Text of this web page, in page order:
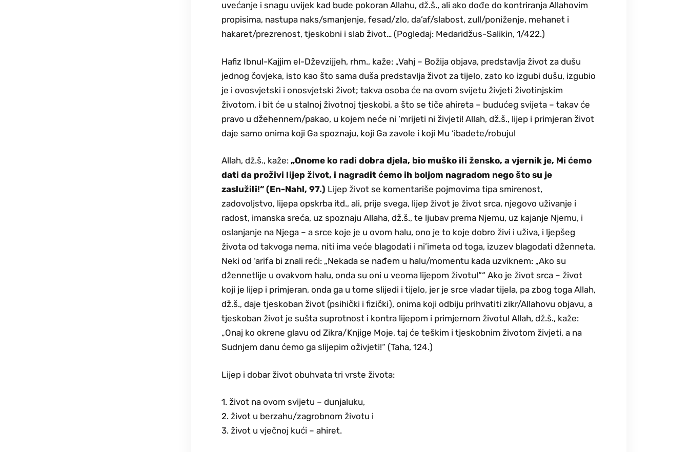
uvećanje i snagu uvijek kad bude pokoran Allahu, dž.š., ali ako dođe do kontriranja Allahovim
propisima, nastupa naks/smanjenje, fesad/zlo, da’af/slabost, zull/poniženje, mehanet i
hakaret/prezrenost, tjeskobni i slab život… (Pogledaj: Medaridžus-Salikin, 1/422.)
Hafiz Ibnul-Kajjim el-Dževzijjeh, rhm., kaže: „Vahj – Božija objava, predstavlja život za dušu
jednog čovjeka, isto kao što sama duša predstavlja život za tijelo, zato ko izgubi dušu, izgubio
je i ovosvjetski i onosvjetski život; takva osoba će na ovom svijetu živjeti životinjskim
životom, i bit će u stalnoj životnoj tjeskobi, a što se tiče ahireta – budućeg svijeta – takav će
pravo u džehennem/pakao, u kojem neće ni ‘mrijeti ni živjeti! Allah, dž.š., lijep i primjeran život
daje samo onima koji Ga spoznaju, koji Ga zavole i koji Mu ‘ibadete/robuju!
Allah, dž.š., kaže: „Onome ko radi dobra djela, bio muško ili žensko, a vjernik je, Mi ćemo
dati da proživi lijep život, i nagradit ćemo ih boljom nagradom nego što su je
zaslužili!“ (En-Nahl, 97.) Lijep život se komentariše pojmovima tipa smirenost,
zadovoljstvo, lijepa opskrba itd., ali, prije svega, lijep život je život srca, njegovo uživanje i
radost, imanska sreća, uz spoznaju Allaha, dž.š., te ljubav prema Njemu, uz kajanje Njemu, i
oslanjanje na Njega – a srce koje je u ovom halu, ono je to koje dobro živi i uživa, i ljepšeg
života od takvoga nema, niti ima veće blagodati i ni’imeta od toga, izuzev blagodati dženneta.
Neki od ‘arifa bi znali reći: „Nekada se nađem u halu/momentu kada uzviknem: „Ako su
džennetlije u ovakvom halu, onda su oni u veoma lijepom životu!““ Ako je život srca – život
koji je lijep i primjeran, onda ga u tome slijedi i tijelo, jer je srce vladar tijela, pa zbog toga Allah,
dž.š., daje tjeskoban život (psihički i fizički), onima koji odbiju prihvatiti zikr/Allahovu objavu, a
tjeskoban život je sušta suprotnost i kontra lijepom i primjernom životu! Allah, dž.š., kaže:
„Onaj ko okrene glavu od Zikra/Knjige Moje, taj će teškim i tjeskobnim životom živjeti, a na
Sudnjem danu ćemo ga slijepim oživjeti!“ (Taha, 124.)
Lijep i dobar život obuhvata tri vrste života:
1. život na ovom svijetu – dunjaluku,
2. život u berzahu/zagrobnom životu i
3. život u vječnoj kući – ahiret.